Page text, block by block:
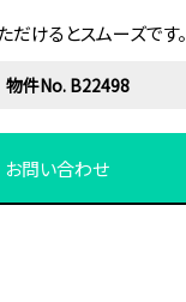
だけるとスムーズです。
物件No. B22498
お問い合わせ